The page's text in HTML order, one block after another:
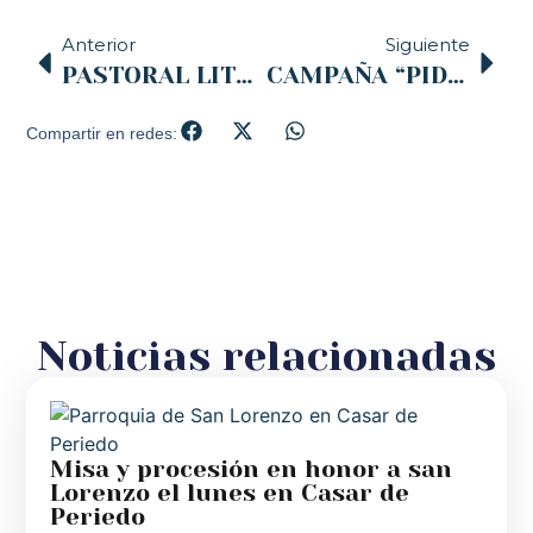
Anterior
PASTORAL LITÚRGICA (Ordenación General del Misal Romano) en la Librería de Pastoral de la diócesis
Siguiente
CAMPAÑA “PIDE” de RADIO MARÍA
Compartir en redes:
Noticias relacionadas
Misa y procesión en honor a san
Lorenzo el lunes en Casar de
Periedo